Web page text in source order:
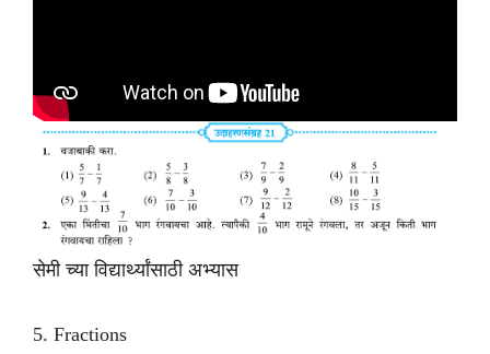
सेमी च्या विद्यार्थ्यांसाठी अभ्यास
5. Fractions